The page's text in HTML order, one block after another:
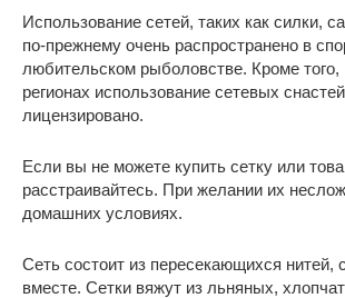
Использование сетей, таких как силки,
по-прежнему очень распространено в
любительском рыболовстве. Кроме того,
регионах использование сетевых
лицензировано.
Если вы не можете купить сетку или
расстраивайтесь. При желании их
домашних условиях.
Сеть состоит из пересекающихся нитей,
вместе. Сетки вяжут из льняных,